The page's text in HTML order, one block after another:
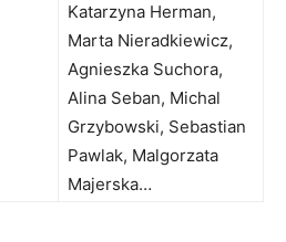
Katarzyna Herman,
Marta Nieradkiewicz,
Agnieszka Suchora,
Alina Seban, Michal
Grzybowski, Sebastian
Pawlak, Malgorzata
Majerska…